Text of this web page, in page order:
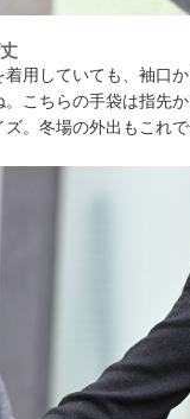
用していても、袖口か
こちらの手袋は指先
。冬場の外出もこれで